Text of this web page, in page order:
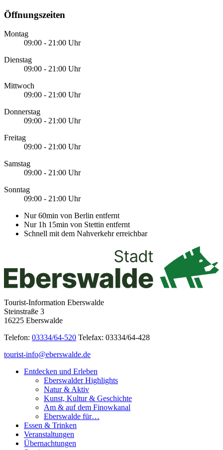
Öffnungszeiten
Montag
09:00 - 21:00 Uhr
Dienstag
09:00 - 21:00 Uhr
Mittwoch
09:00 - 21:00 Uhr
Donnerstag
09:00 - 21:00 Uhr
Freitag
09:00 - 21:00 Uhr
Samstag
09:00 - 21:00 Uhr
Sonntag
09:00 - 21:00 Uhr
Nur 60min von Berlin entfernt
Nur 1h 15min von Stettin entfernt
Schnell mit dem Nahverkehr erreichbar
Tourist-Information Eberswalde
Steinstraße 3
16225 Eberswalde
Telefon: 03334/64-520 Telefax: 03334/64-428
tourist-info@eberswalde.de
Entdecken und Erleben
Eberswalder Highlights
Natur & Aktiv
Kunst, Kultur & Geschichte
Am & auf dem Finowkanal
Eberswalde für…
Essen & Trinken
Veranstaltungen
Übernachtungen